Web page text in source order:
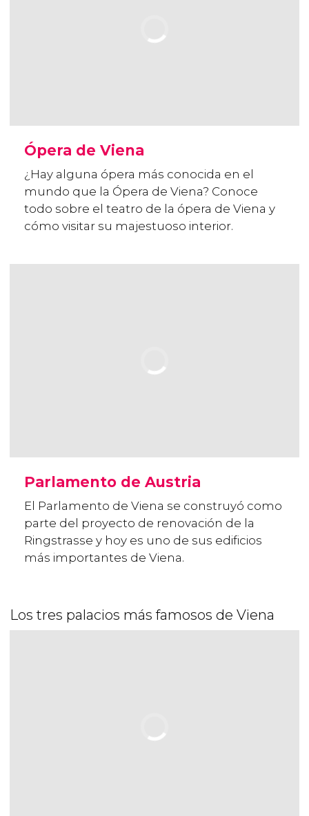
Ópera de Viena
¿Hay alguna ópera más conocida en el
mundo que la Ópera de Viena? Conoce
todo sobre el teatro de la ópera de Viena y
cómo visitar su majestuoso interior.
Parlamento de Austria
El Parlamento de Viena se construyó como
parte del proyecto de renovación de la
Ringstrasse y hoy es uno de sus edificios
más importantes de Viena.
Los tres palacios más famosos de Viena